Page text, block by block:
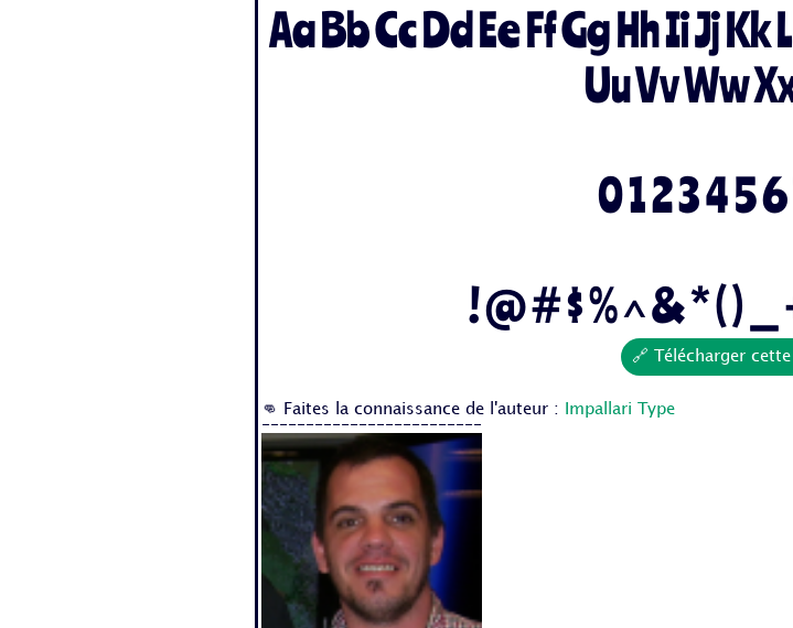
Aa Bb Cc Dd Ee Ff Gg Hh Ii Jj Kk
Uu Vv Ww
0 1 2 3 4 5
! @ # $ % ^ & * ( ) _
🔗 Télécharger
👊 Faites la connaissance de l'auteur :
Impallari Type
-------------------------